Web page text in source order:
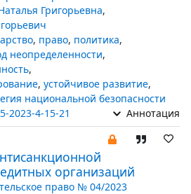
Григорьевна,
, право, политика,
неопределенности,
,
, устойчивое развитие,
национальной безопасности
2023-4-15-21 Аннотация
организаций
право № 04/2023